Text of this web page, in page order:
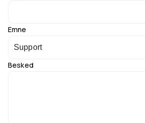
Emne
Support
Besked